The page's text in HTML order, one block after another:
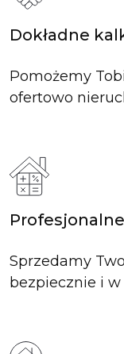
Dokładne
Pomożemy
ofertowo
Sprzedamy
bezpiecznie i